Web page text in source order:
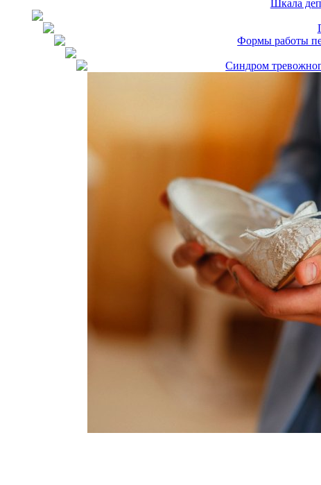
Шкала
Формы работы
Синдром